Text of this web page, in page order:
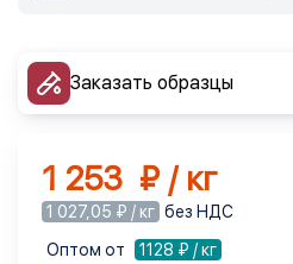
Заказать образцы
1 253 ₽ / кг
1 027,05 ₽ / кг без НДС
Оптом от
1128 ₽ / кг